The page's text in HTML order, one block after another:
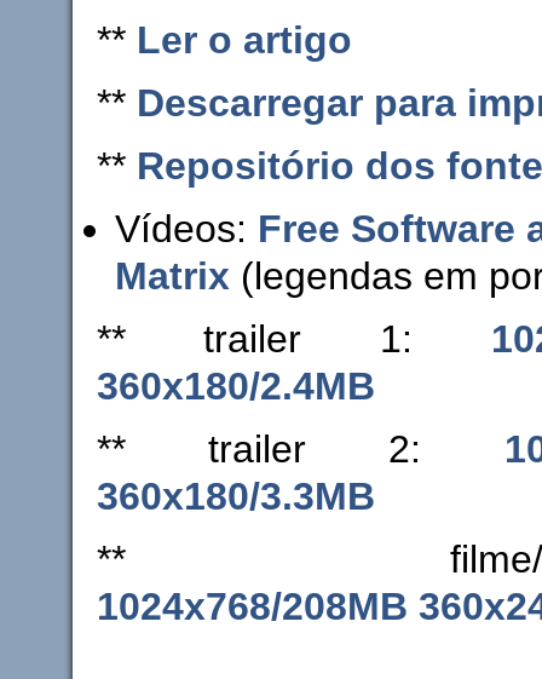
** Ler o artigo
** Descarregar para
** Repositório dos
Vídeos: Free Software
Matrix (legendas em
** trailer 1:
360x180/2.4MB
** trailer 2:
360x180/3.3MB
** filme/
1024x768/208MB